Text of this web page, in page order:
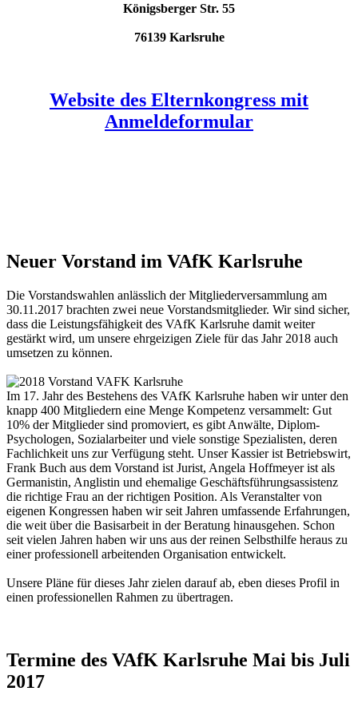
Königsberger Str. 55
76139 Karlsruhe
Website des Elternkongress mit
Anmeldeformular
Neuer Vorstand im VAfK Karlsruhe
Die Vorstandswahlen anlässlich der Mitgliederversammlung am
30.11.2017 brachten zwei neue Vorstandsmitglieder. Wir sind sicher,
dass die Leistungsfähigkeit des VAfK Karlsruhe damit weiter
gestärkt wird, um unsere ehrgeizigen Ziele für das Jahr 2018 auch
umsetzen zu können.
Im 17. Jahr des Bestehens des VAfK Karlsruhe haben wir unter den
knapp 400 Mitgliedern eine Menge Kompetenz versammelt: Gut
10% der Mitglieder sind promoviert, es gibt Anwälte, Diplom-
Psychologen, Sozialarbeiter und viele sonstige Spezialisten, deren
Fachlichkeit uns zur Verfügung steht. Unser Kassier ist Betriebswirt,
Frank Buch aus dem Vorstand ist Jurist, Angela Hoffmeyer ist als
Germanistin, Anglistin und ehemalige Geschäftsführungsassistenz
die richtige Frau an der richtigen Position. Als Veranstalter von
eigenen Kongressen haben wir seit Jahren umfassende Erfahrungen,
die weit über die Basisarbeit in der Beratung hinausgehen. Schon
seit vielen Jahren haben wir uns aus der reinen Selbsthilfe heraus zu
einer professionell arbeitenden Organisation entwickelt.
Unsere Pläne für dieses Jahr zielen darauf ab, eben dieses Profil in
einen professionellen Rahmen zu übertragen.
Termine des VAfK Karlsruhe Mai bis Juli
2017